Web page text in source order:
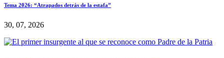
Tema 2026: “Atrapados detrás de la estafa”
30, 07, 2026